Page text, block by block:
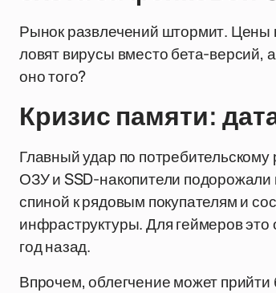
Рынок развлечений штормит.
ловят вирусы вместо бета-версий,
оно того?
Кризис памяти:
Главный удар по
ОЗУ и SSD-накопители подорожали
спиной к рядовым покупателям и
инфраструктуры. Для геймеров
год назад.
Впрочем, облегчение может прийти